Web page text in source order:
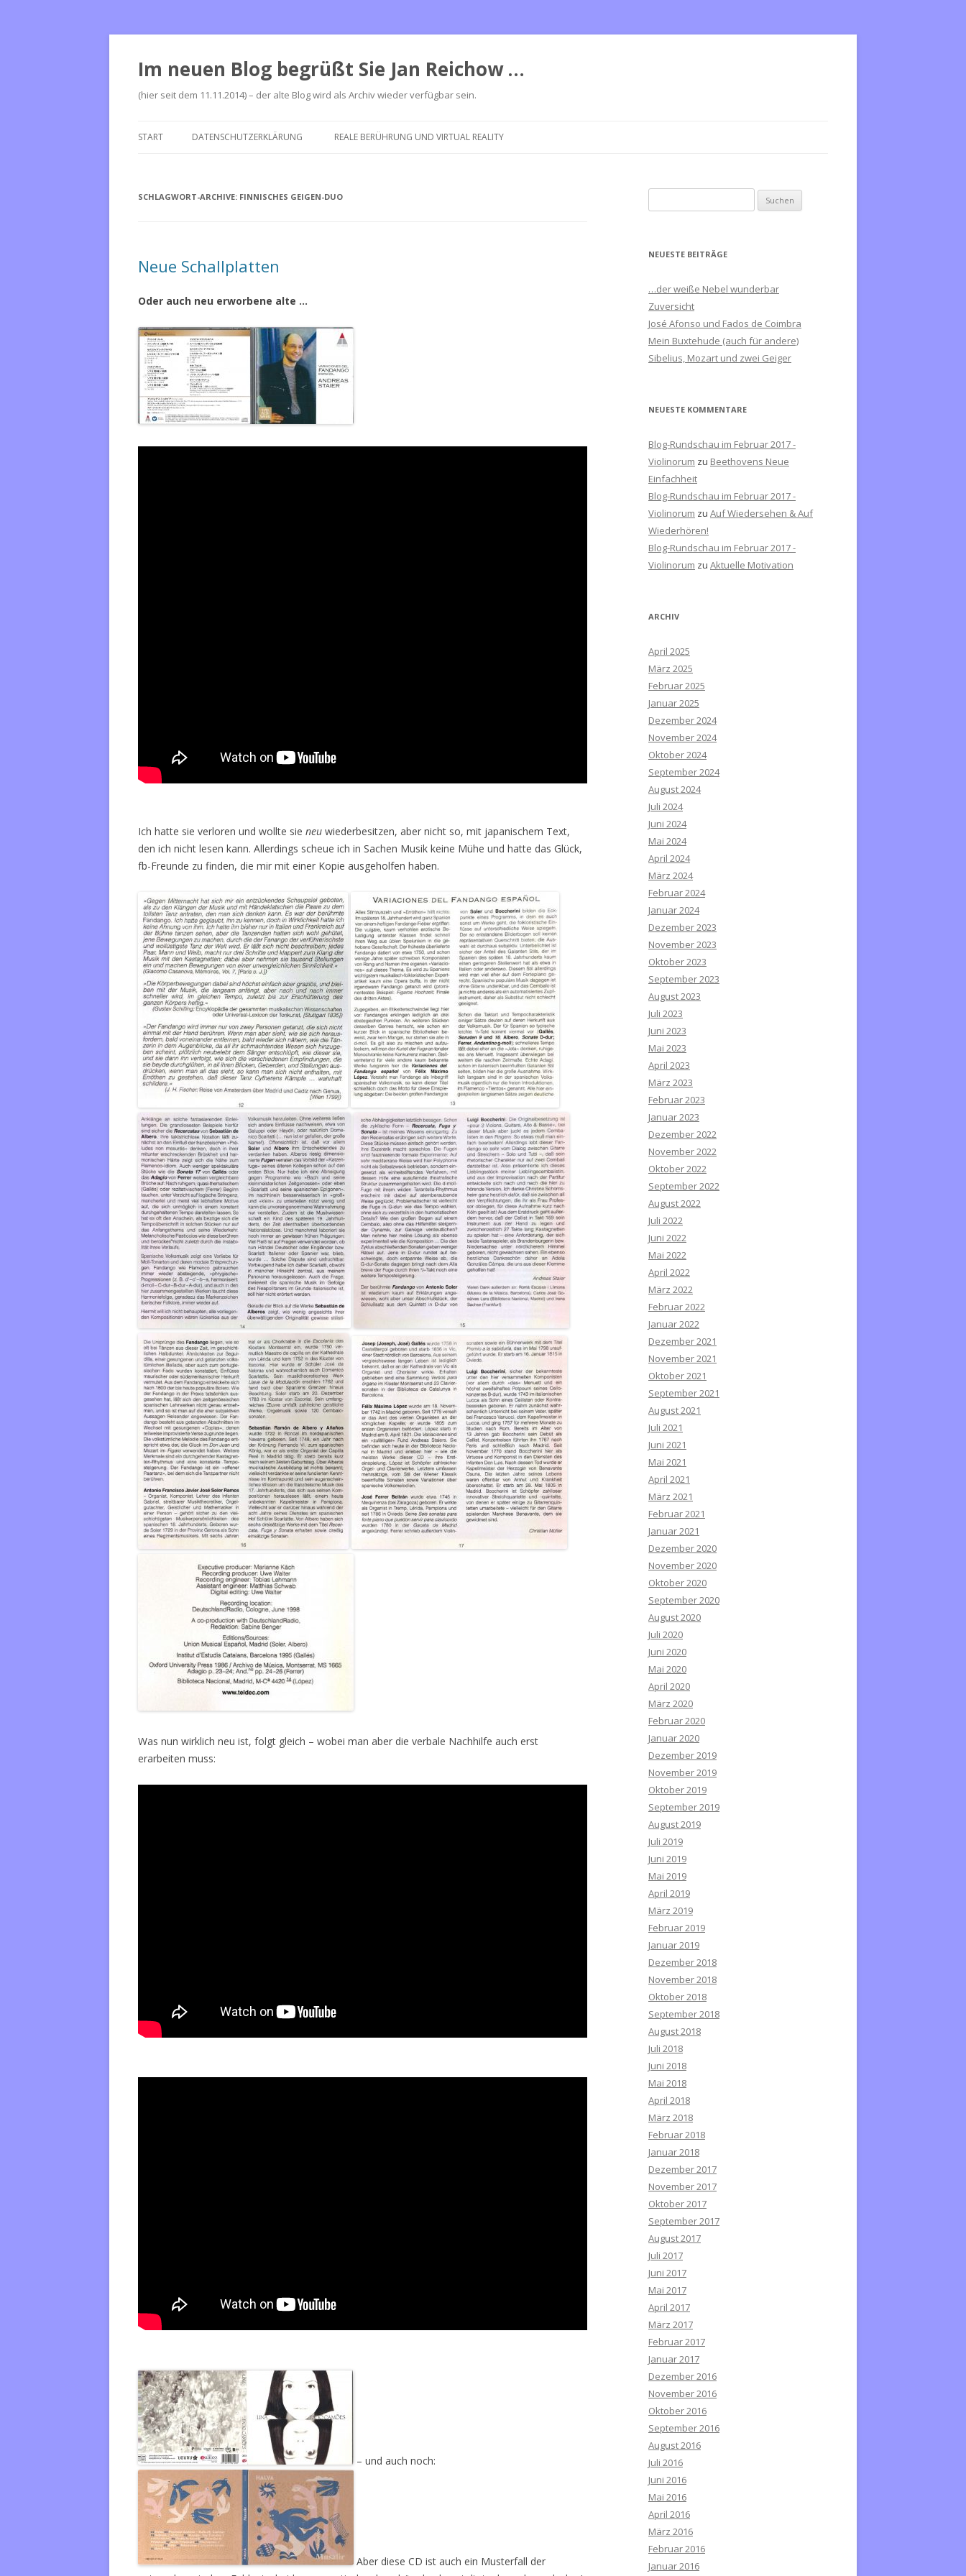
Im neuen Blog begrüßt Sie Jan Reichow …
(hier seit dem 11.11.2014) – der alte Blog wird als Archiv wieder verfügbar sein.
Inhalt
START DATENSCHUTZERKLÄRUNG REALE BERÜHRUNG UND VIRTUAL REALITY
SCHLAGWORT-ARCHIVE: FINNISCHES GEIGEN-DUO
Neue Schallplatten
Oder auch neu erworbene alte …
Ich hatte sie verloren und wollte sie neu wiederbesitzen, aber nicht so, mit japanischem Text,
den ich nicht lesen kann. Allerdings scheue ich in Sachen Musik keine Mühe und hatte das Glück,
fb-Freunde zu finden, die mir mit einer Kopie ausgeholfen haben.
Was nun wirklich neu ist, folgt gleich – wobei man aber die verbale Nachhilfe auch erst
erarbeiten muss:
– und auch noch:
Aber diese CD ist auch ein Musterfall der
u
h
n
a
c
h
NEUESTE BEITRÄGE
…der weiße Nebel wunderbar
Zuversicht
José Afonso und Fados de Coimbra
Mein Buxtehude (auch für andere)
Sibelius, Mozart und zwei Geiger
NEUESTE KOMMENTARE
Blog-Rundschau im Februar 2017 -
Violinorum zu Beethovens Neue
Einfachheit
Blog-Rundschau im Februar 2017 -
Violinorum zu Auf Wiedersehen & Auf
Wiederhören!
Blog-Rundschau im Februar 2017 -
Violinorum zu Aktuelle Motivation
ARCHIV
April 2025
März 2025
Februar 2025
Januar 2025
Dezember 2024
November 2024
Oktober 2024
September 2024
August 2024
Juli 2024
Juni 2024
Mai 2024
April 2024
März 2024
Februar 2024
Januar 2024
Dezember 2023
November 2023
Oktober 2023
September 2023
August 2023
Juli 2023
Juni 2023
Mai 2023
April 2023
März 2023
Februar 2023
Januar 2023
Dezember 2022
November 2022
Oktober 2022
September 2022
August 2022
Juli 2022
Juni 2022
Mai 2022
April 2022
März 2022
Februar 2022
Januar 2022
Dezember 2021
November 2021
Oktober 2021
September 2021
August 2021
Juli 2021
Juni 2021
Mai 2021
April 2021
März 2021
Februar 2021
Januar 2021
Dezember 2020
November 2020
Oktober 2020
September 2020
August 2020
Juli 2020
Juni 2020
Mai 2020
April 2020
März 2020
Februar 2020
Januar 2020
Dezember 2019
November 2019
Oktober 2019
September 2019
August 2019
Juli 2019
Juni 2019
Mai 2019
April 2019
März 2019
Februar 2019
Januar 2019
Dezember 2018
November 2018
Oktober 2018
September 2018
August 2018
Juli 2018
Juni 2018
Mai 2018
April 2018
März 2018
Februar 2018
Januar 2018
Dezember 2017
November 2017
Oktober 2017
September 2017
August 2017
Juli 2017
Juni 2017
Mai 2017
April 2017
März 2017
Februar 2017
Januar 2017
Dezember 2016
November 2016
Oktober 2016
September 2016
August 2016
Juli 2016
Juni 2016
Mai 2016
April 2016
März 2016
Februar 2016
Januar 2016